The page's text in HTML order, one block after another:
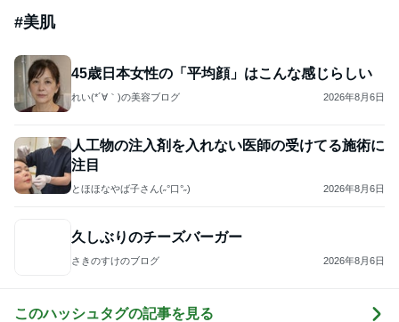
#美肌
45歳日本女性の「平均顔」はこんな感じらしい
れい(*´∀｀)の美容ブログ 2026年8月6日
人工物の注入剤を入れない医師の受けてる施術に
注目
とほほなやば子さん(˶°口°˶) 2026年8月6日
久しぶりのチーズバーガー
さきのすけのブログ 2026年8月6日
このハッシュタグの記事を見る